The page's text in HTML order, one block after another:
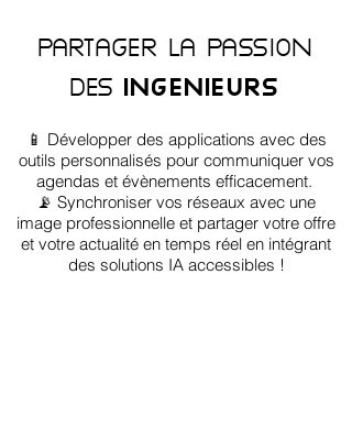
PARTAGER LA PASSION
DES INGENIEURS
📱 Développer des applications avec des
outils personnalisés pour communiquer vos
agendas et évènements efficacement. ​​
📡 Synchroniser vos réseaux avec une
image professionnelle et partager votre offre
et votre actualité en temps réel en intégrant
des solutions IA accessibles !